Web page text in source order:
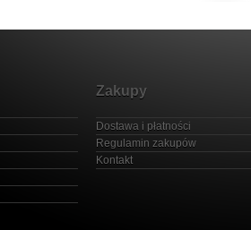
Zakupy
Dostawa i płatności
Regulamin zakupów
Kontakt